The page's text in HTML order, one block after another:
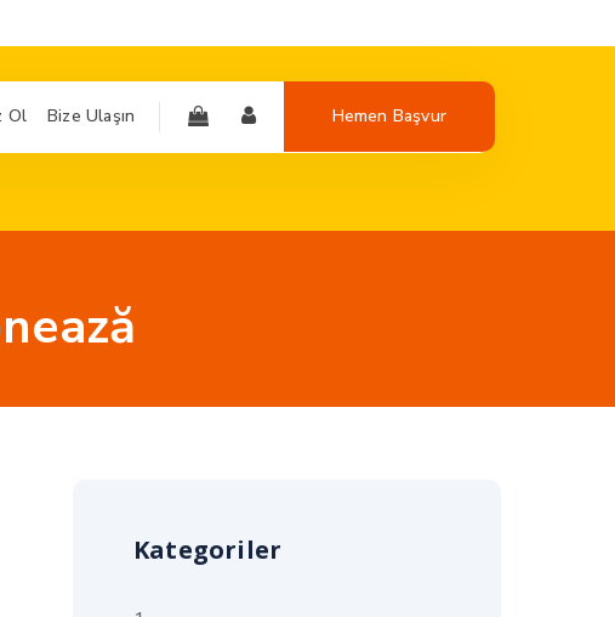
Ol Bize Ulaşın Hemen Başvur
Kategoriler